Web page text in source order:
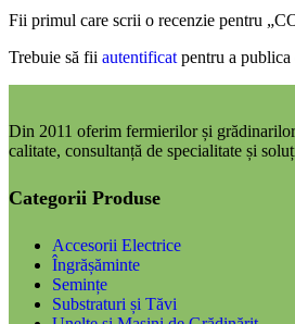
Fii primul care scrii o recenzie pentru
Trebuie să fii autentificat pentru a publica
Din 2011 oferim fermierilor și
calitate, consultanță de specialitate și
Categorii Produse
Accesorii Electrice
Îngrășăminte
Semințe
Substraturi și Tăvi